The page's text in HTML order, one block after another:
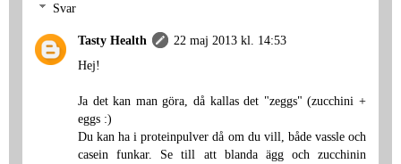
Svar
Tasty Health
22 maj 2013 kl. 14:53
Hej!
Ja det kan man göra, då kallas det "zeggs" (zucchini +
eggs :)
Du kan ha i proteinpulver då om du vill, både vassle och
casein funkar. Se till att blanda ägg och zucchinin